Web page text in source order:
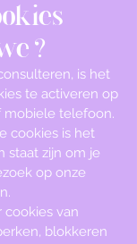
is het
te activeren op
mobiele telefoon.
cookies is het
staat zijn om je
op onze
cookies van
blokkeren